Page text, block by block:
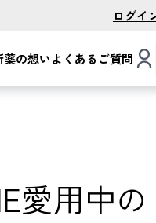
ログイ
薬の想いよくあるご質問
愛用中